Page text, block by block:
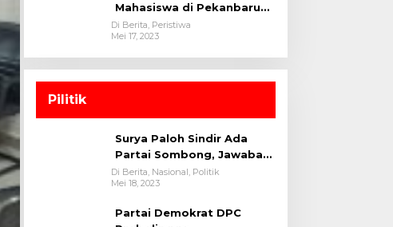
Mahasiswa di Pekanbaru
Ditangkap Polisi
Di Berita, Peristiwa
Mei 17, 2023
Pilitik
Surya Paloh Sindir Ada
Partai Sombong, Jawaban
Megawati
Di Berita, Nasional, Politik
Mei 18, 2023
Partai Demokrat DPC